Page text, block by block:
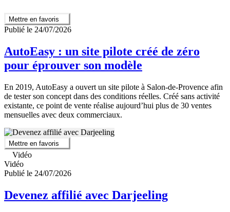
Mettre en favoris
Publié le 24/07/2026
AutoEasy : un site pilote créé de zéro
pour éprouver son modèle
En 2019, AutoEasy a ouvert un site pilote à Salon-de-Provence afin
de tester son concept dans des conditions réelles. Créé sans activité
existante, ce point de vente réalise aujourd’hui plus de 30 ventes
mensuelles avec deux commerciaux.
Mettre en favoris
Vidéo
Vidéo
Publié le 24/07/2026
Devenez affilié avec Darjeeling